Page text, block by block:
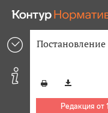
Редакция от